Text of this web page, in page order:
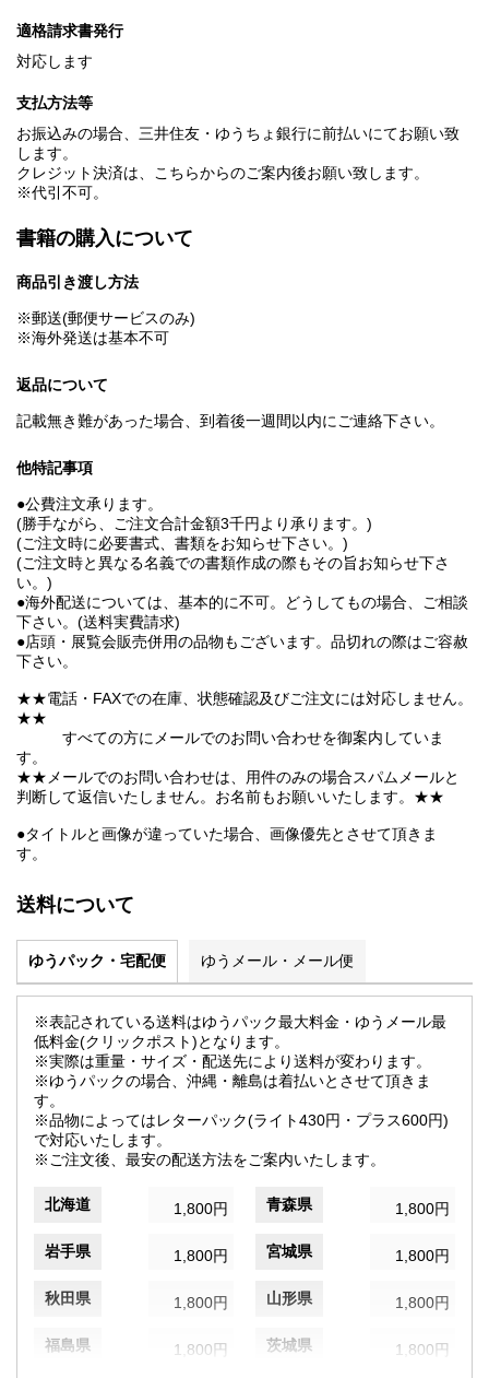
適格請求書発行
対応します
支払方法等
お振込みの場合、三井住友・ゆうちょ銀行に前払いにてお願い致
します。
クレジット決済は、こちらからのご案内後お願い致します。
※代引不可。
書籍の購入について
商品引き渡し方法
※郵送(郵便サービスのみ)
※海外発送は基本不可
返品について
記載無き難があった場合、到着後一週間以内にご連絡下さい。
他特記事項
●公費注文承ります。
(勝手ながら、ご注文合計金額3千円より承ります。)
(ご注文時に必要書式、書類をお知らせ下さい。)
(ご注文時と異なる名義での書類作成の際もその旨お知らせ下さ
い。)
●海外配送については、基本的に不可。どうしてもの場合、ご相談
下さい。(送料実費請求)
●店頭・展覧会販売併用の品物もございます。品切れの際はご容赦
下さい。
★★電話・FAXでの在庫、状態確認及びご注文には対応しません。
★★
すべての方にメールでのお問い合わせを御案内していま
す。
★★メールでのお問い合わせは、用件のみの場合スパムメールと
判断して返信いたしません。お名前もお願いいたします。★★
●タイトルと画像が違っていた場合、画像優先とさせて頂きま
す。
送料について
ゆうパック・宅配便 ゆうメール・メール便
※表記されている送料はゆうパック最大料金・ゆうメール最
低料金(クリックポスト)となります。
※実際は重量・サイズ・配送先により送料が変わります。
※ゆうパックの場合、沖縄・離島は着払いとさせて頂きま
す。
※品物によってはレターパック(ライト430円・プラス600円)
で対応いたします。
※ご注文後、最安の配送方法をご案内いたします。
北海道 1,800円 青森県 1,800円
岩手県 1,800円 宮城県 1,800円
秋田県 1,800円 山形県 1,800円
福島県 1,800円 茨城県 1,800円